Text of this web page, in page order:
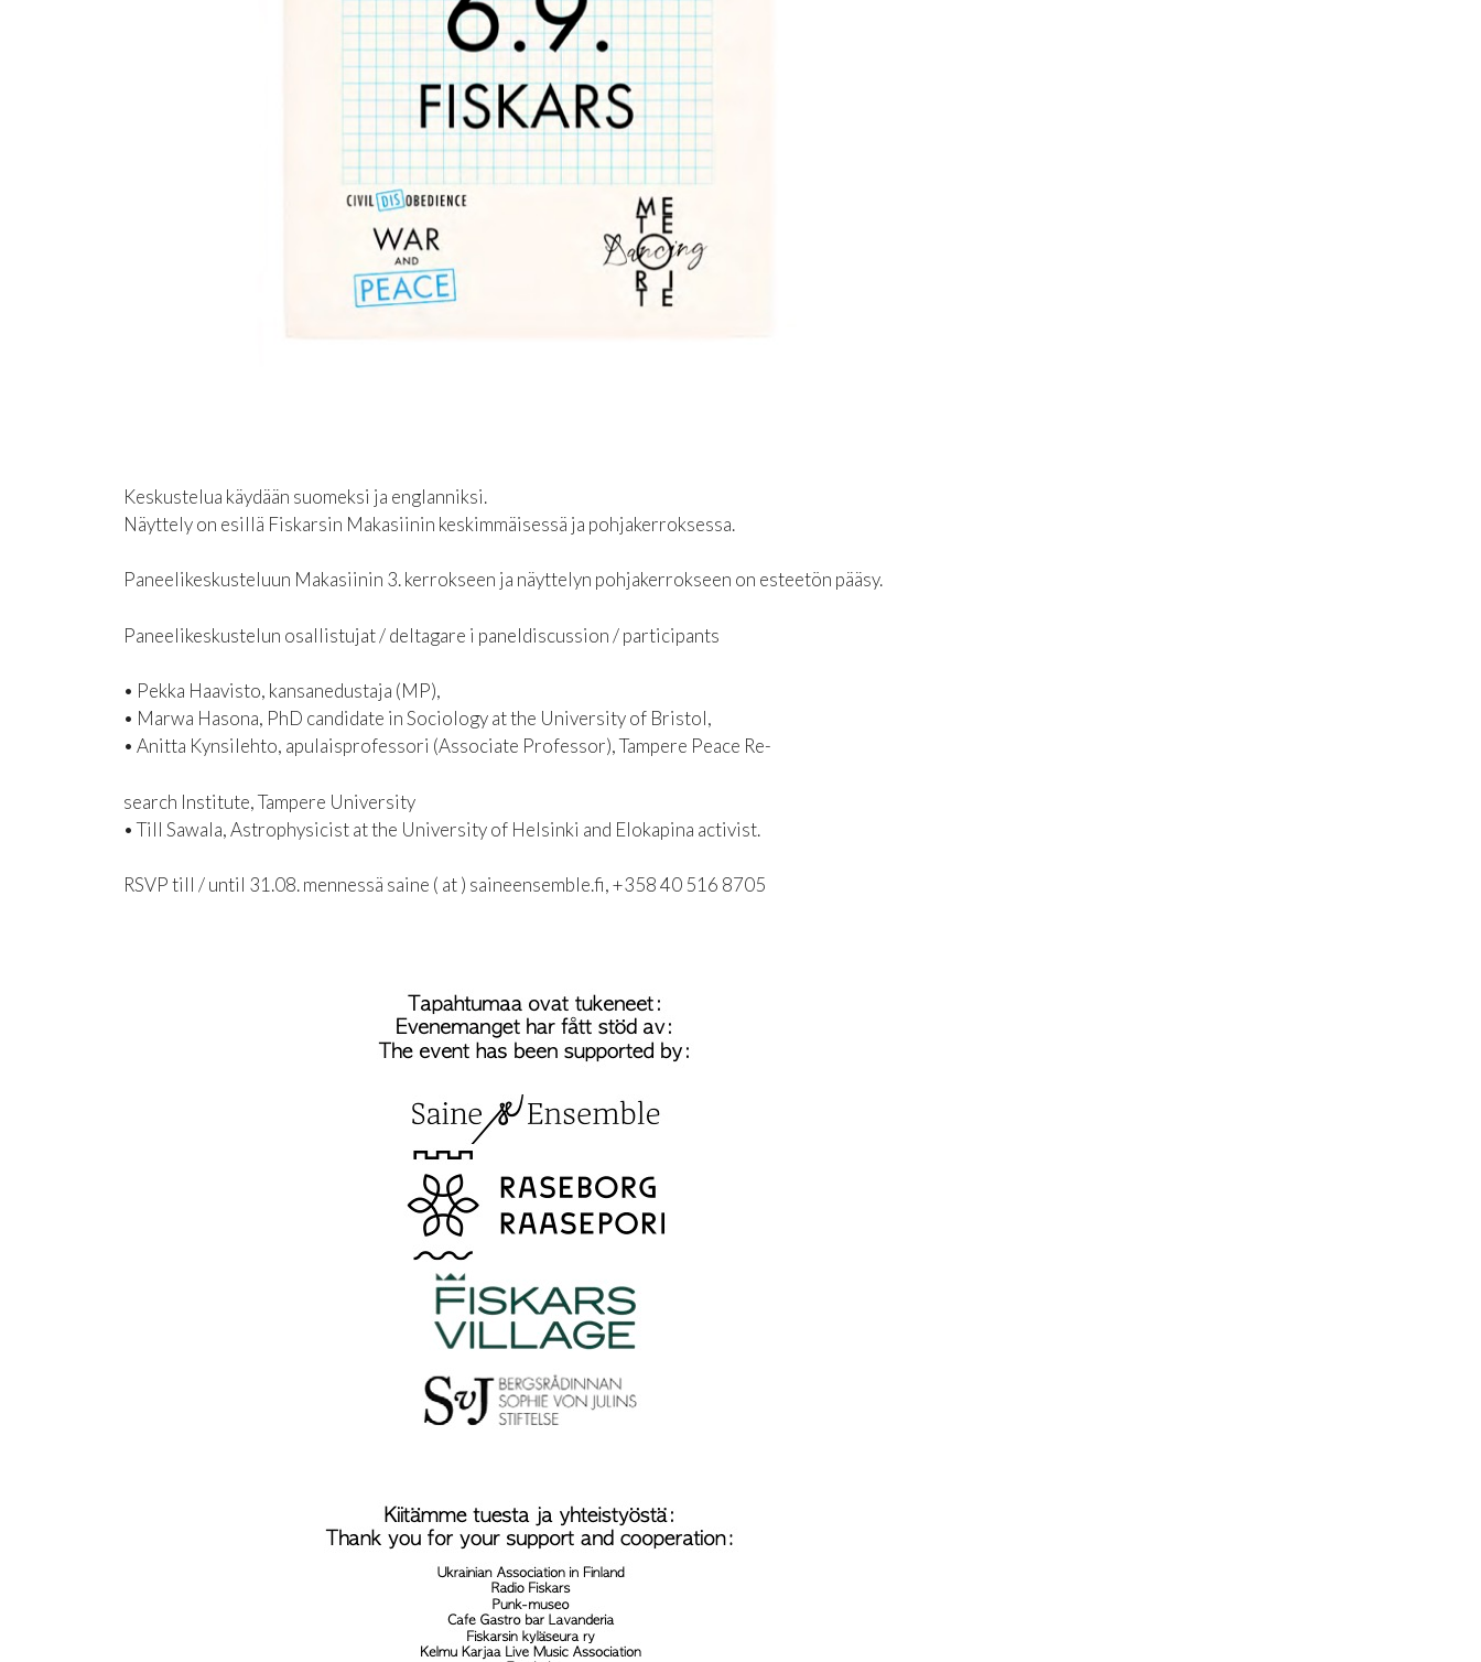
Keskustelua käydään suomeksi ja englanniksi.
Näyttely on esillä Fiskarsin Makasiinin keskimmäisessä ja pohjakerroksessa.
Paneelikeskusteluun Makasiinin 3. kerrokseen ja näyttelyn pohjakerrokseen on esteetön pääsy.
Paneelikeskustelun osallistujat / deltagare i paneldiscussion / participants
• Pekka Haavisto, kansanedustaja (MP),
• Marwa Hasona, PhD candidate in Sociology at the University of Bristol,
• Anitta Kynsilehto, apulaisprofessori (Associate Professor), Tampere Peace Re-
search Institute, Tampere University
• Till Sawala, Astrophysicist at the University of Helsinki and Elokapina activist.
RSVP till / until 31.08. mennessä saine ( at ) saineensemble.fi, +358 40 516 8705